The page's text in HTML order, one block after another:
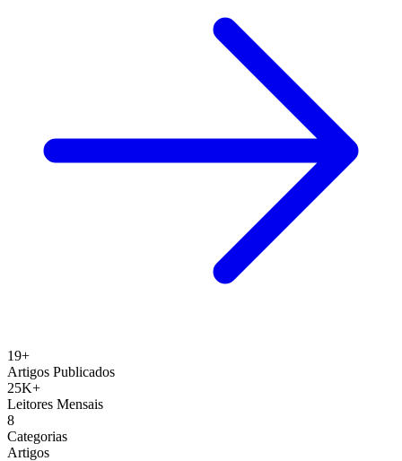
19+
Artigos Publicados
25K+
Leitores Mensais
8
Categorias
Artigos